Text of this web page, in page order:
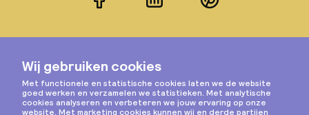
FacebookLinkedInPinterest
Instagram